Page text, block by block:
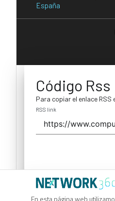
En esta página web
España
Código Rss
Para copiar el enlace
RSS link